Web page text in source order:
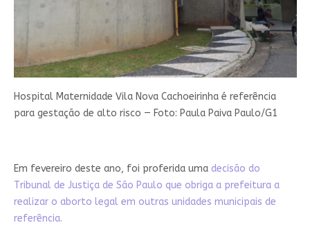
Hospital Maternidade Vila Nova Cachoeirinha é referência
para gestação de alto risco — Foto: Paula Paiva Paulo/G1
Em fevereiro deste ano, foi proferida uma decisão do
Tribunal de Justiça de São Paulo que obriga a prefeitura a
realizar o aborto legal em outras unidades municipais de
referência.